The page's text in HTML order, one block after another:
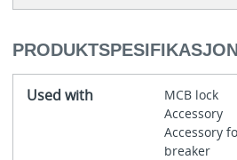
Used with
MCB lock
Accessory
Accessory
breaker